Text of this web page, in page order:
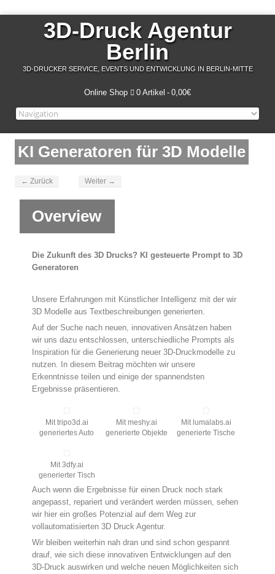
3D-Druck Agentur
Berlin
3D-DRUCKER SERVICE, EVENTS UND ENTWICKLUNG IN BERLIN-MITTE
Online Shop 0 Artikel 0,00€
KI Generatoren für 3D Modelle
← Zurück Weiter →
Overview
Die Zukunft des 3D Drucks? KI gesteuerte Prompt to 3D
Generatoren
Unsere Erfahrungen mit Künstlicher Intelligenz mit der wir
3D Modelle aus Textbeschreibungen generierten.
Auf der Suche nach neuen, innovativen Ansätzen haben
wir uns dazu entschlossen, unterschiedliche Prompts als
Inspiration für die Generierung neuer 3D-Druckmodelle zu
nutzen. In diesem Beitrag möchten wir unsere
Erkenntnisse teilen und einige der spannendsten
Ergebnisse präsentieren.
Mit tripo3d.ai
generiertes Auto
Mit meshy.ai
generierte Objekte
Mit lumalabs.ai
generierte Tische
Mit 3dfy.ai
generierter Tisch
Auch wenn die Ergebnisse für einen Druck noch stark
angepasst, repariert und verändert werden müssen, sehen
wir hier ein großes Potenzial auf dem Weg zur
vollautomatisierten 3D Druck Agentur.
Wir bleiben weiterhin nah dran und sind schon gespannt
drauf, wie sich diese innovativen Entwicklungen auf den
3D-Druck auswirken und welche neuen Möglichkeiten sich